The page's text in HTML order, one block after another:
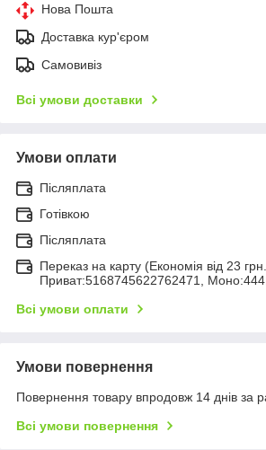
Нова Пошта
Доставка кур'єром
Самовивіз
Всі умови доставки
Умови оплати
Післяплата
Готівкою
Післяплата
Переказ на карту (Економія від 23
Приват:5168745622762471,
Всі умови оплати
Умови повернення
Повернення товару впродовж 14 днів за
Всі умови повернення